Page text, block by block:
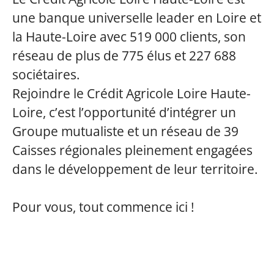
une banque universelle leader en Loire et
la Haute-Loire avec 519 000 clients, son
réseau de plus de 775 élus et 227 688
sociétaires.
Rejoindre le Crédit Agricole Loire Haute-
Loire, c’est l’opportunité d’intégrer un
Groupe mutualiste et un réseau de 39
Caisses régionales pleinement engagées
dans le développement de leur territoire.
Pour vous, tout commence ici !